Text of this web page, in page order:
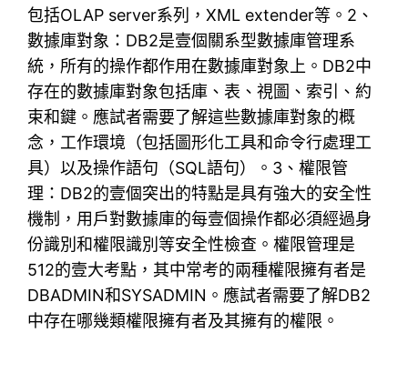
包括OLAP server系列，XML extender等。2、
數據庫對象：DB2是壹個關系型數據庫管理系
統，所有的操作都作用在數據庫對象上。DB2中
存在的數據庫對象包括庫、表、視圖、索引、約
束和鍵。應試者需要了解這些數據庫對象的概
念，工作環境（包括圖形化工具和命令行處理工
具）以及操作語句（SQL語句）。3、權限管
理：DB2的壹個突出的特點是具有強大的安全性
機制，用戶對數據庫的每壹個操作都必須經過身
份識別和權限識別等安全性檢查。權限管理是
512的壹大考點，其中常考的兩種權限擁有者是
DBADMIN和SYSADMIN。應試者需要了解DB2
中存在哪幾類權限擁有者及其擁有的權限。